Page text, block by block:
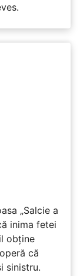
„Salcie a
inima fetei
obține
că
sinistru.